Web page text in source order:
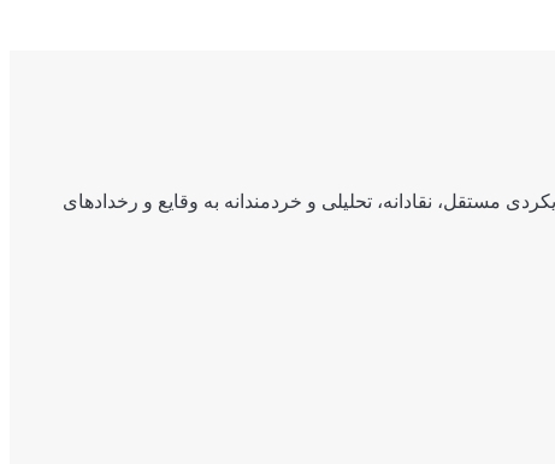
مستقل، نقادانه، تحلیلی و خردمندانه به وقایع و رخدادهای